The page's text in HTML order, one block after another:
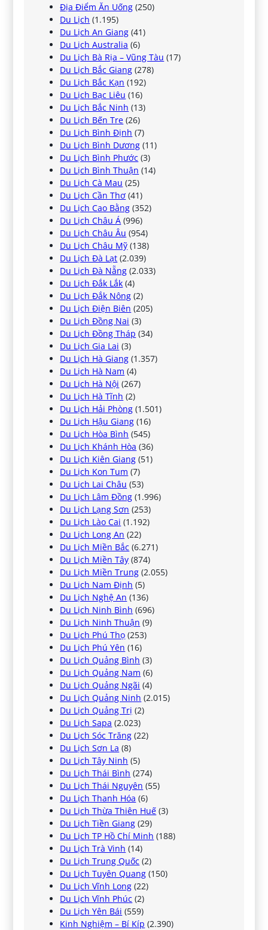
Địa Điểm Ăn Uống (250)
Du Lịch (1.195)
Du Lịch An Giang (41)
Du Lịch Australia (6)
Du Lịch Bà Rịa – Vũng Tàu (17)
Du Lịch Bắc Giang (278)
Du Lịch Bắc Kạn (192)
Du Lịch Bạc Liêu (16)
Du Lịch Bắc Ninh (13)
Du Lịch Bến Tre (26)
Du Lịch Bình Định (7)
Du Lịch Bình Dương (11)
Du Lịch Bình Phước (3)
Du Lịch Bình Thuận (14)
Du Lịch Cà Mau (25)
Du Lịch Cần Thơ (41)
Du Lịch Cao Bằng (352)
Du Lịch Châu Á (996)
Du Lịch Châu Âu (954)
Du Lịch Châu Mỹ (138)
Du Lịch Đà Lạt (2.039)
Du Lịch Đà Nẵng (2.033)
Du Lịch Đắk Lắk (4)
Du Lịch Đắk Nông (2)
Du Lịch Điện Biên (205)
Du Lịch Đồng Nai (3)
Du Lịch Đồng Tháp (34)
Du Lịch Gia Lai (3)
Du Lịch Hà Giang (1.357)
Du Lịch Hà Nam (4)
Du Lịch Hà Nội (267)
Du Lịch Hà Tĩnh (2)
Du Lịch Hải Phòng (1.501)
Du Lịch Hậu Giang (16)
Du Lịch Hòa Bình (545)
Du Lịch Khánh Hòa (36)
Du Lịch Kiên Giang (51)
Du Lịch Kon Tum (7)
Du Lịch Lai Châu (53)
Du Lịch Lâm Đồng (1.996)
Du Lịch Lạng Sơn (253)
Du Lịch Lào Cai (1.192)
Du Lịch Long An (22)
Du Lịch Miền Bắc (6.271)
Du Lịch Miền Tây (874)
Du Lịch Miền Trung (2.055)
Du Lịch Nam Định (5)
Du Lịch Nghệ An (136)
Du Lịch Ninh Bình (696)
Du Lịch Ninh Thuận (9)
Du Lịch Phú Thọ (253)
Du Lịch Phú Yên (16)
Du Lịch Quảng Bình (3)
Du Lịch Quảng Nam (6)
Du Lịch Quảng Ngãi (4)
Du Lịch Quảng Ninh (2.015)
Du Lịch Quảng Trị (2)
Du Lịch Sapa (2.023)
Du Lịch Sóc Trăng (22)
Du Lịch Sơn La (8)
Du Lịch Tây Ninh (5)
Du Lịch Thái Bình (274)
Du Lịch Thái Nguyên (55)
Du Lịch Thanh Hóa (6)
Du Lịch Thừa Thiên Huế (3)
Du Lịch Tiền Giang (29)
Du Lịch TP Hồ Chí Minh (188)
Du Lịch Trà Vinh (14)
Du Lịch Trung Quốc (2)
Du Lịch Tuyên Quang (150)
Du Lịch Vĩnh Long (22)
Du Lịch Vĩnh Phúc (2)
Du Lịch Yên Bái (559)
Kinh Nghiệm – Bí Kíp (2.390)